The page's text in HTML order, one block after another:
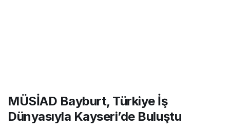
MÜSİAD Bayburt, Türkiye İş
Dünyasıyla Kayseri’de Buluştu